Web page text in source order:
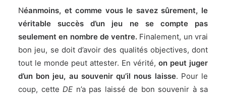
Néanmoins, et comme vous le savez sûrement, le
véritable succès d’un jeu ne se compte pas
seulement en nombre de ventre. Finalement, un vrai
bon jeu, se doit d’avoir des qualités objectives, dont
tout le monde peut attester. En vérité, on peut juger
d’un bon jeu, au souvenir qu’il nous laisse. Pour le
coup, cette DE n’a pas laissé de bon souvenir à sa